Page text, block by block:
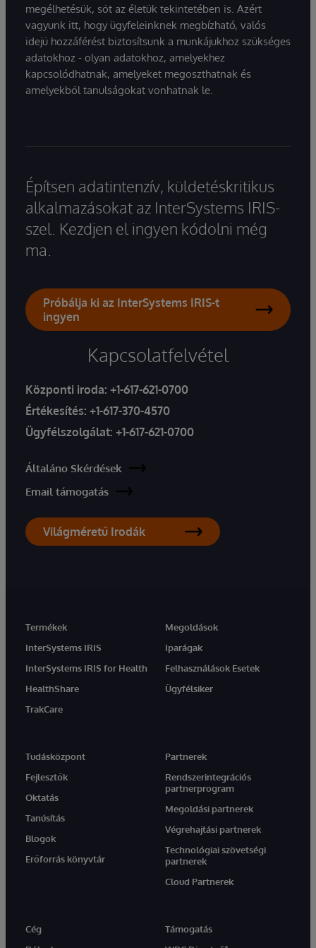
megélhetésük, sőt az életük tekintetében is. Azért
vagyunk itt, hogy ügyfeleinknek megbízható, valós
idejű hozzáférést biztosítsunk a munkájukhoz szükséges
adatokhoz - olyan adatokhoz, amelyekhez
kapcsolódhatnak, amelyeket megoszthatnak és
amelyekből tanulságokat vonhatnak le.
Építsen adatintenzív, küldetéskritikus
alkalmazásokat az InterSystems IRIS-
szel. Kezdjen el ingyen kódolni még
ma.
Próbálja ki az InterSystems IRIS-t
ingyen
Kapcsolatfelvétel
Központi iroda: +1-617-621-0700
Értékesítés: +1-617-370-4570
Ügyfélszolgálat: +1-617-621-0700
Általáno Skérdések
Email támogatás
Világméretű Irodák
Termékek
InterSystems IRIS
InterSystems IRIS for Health
HealthShare
TrakCare
Megoldások
Iparágak
Felhasználások Esetek
Ügyfélsiker
Tudásközpont
Fejlesztők
Oktatás
Tanúsítás
Blogok
Erőforrás könyvtár
Partnerek
Rendszerintegrációs
partnerprogram
Megoldási partnerek
Végrehajtási partnerek
Technológiai szövetségi
partnerek
Cloud Partnerek
Cég
Támogatás